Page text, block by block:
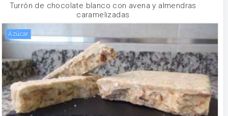
Turrón de chocolate blanco con avena y almendras
caramelizadas
Azúcar